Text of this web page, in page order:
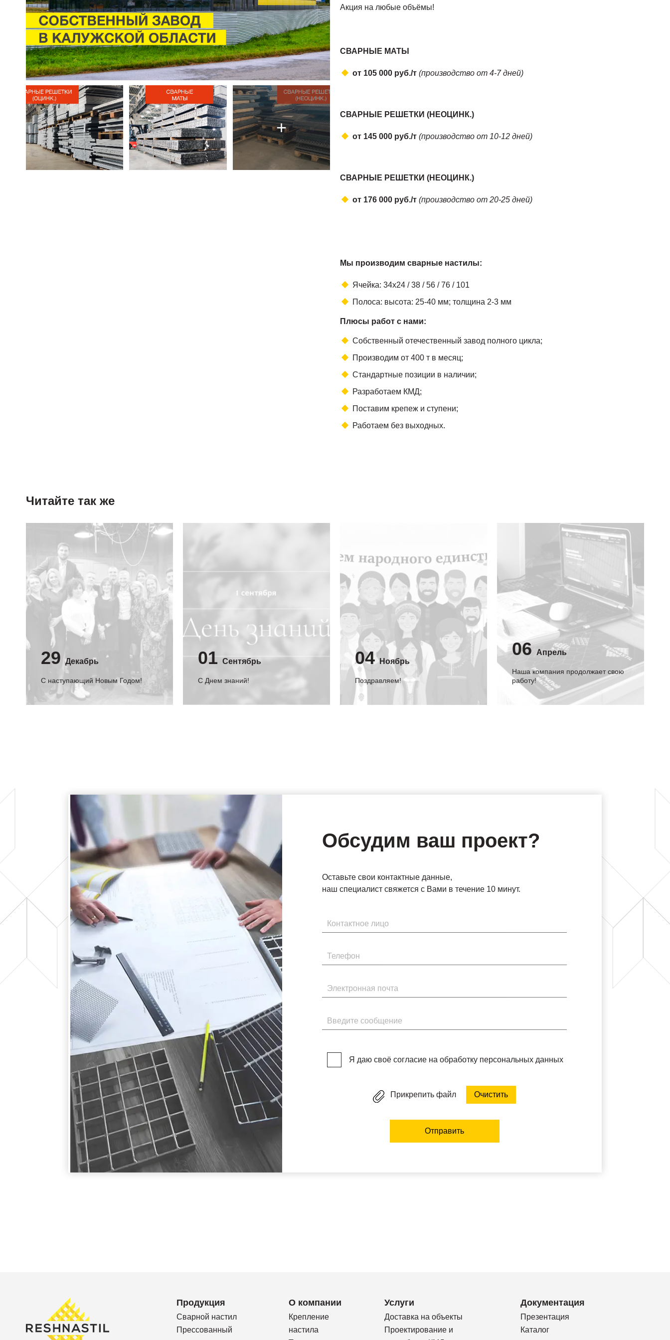
Акция на любые объёмы!
СВАРНЫЕ МАТЫ
от 105 000 руб./т (производство от 4-7 дней)
СВАРНЫЕ РЕШЕТКИ (НЕОЦИНК.)
от 145 000 руб./т (производство от 10-12 дней)
СВАРНЫЕ РЕШЕТКИ (НЕОЦИНК.)
от 176 000 руб./т (производство от 20-25 дней)
Мы производим сварные настилы:
Ячейка: 34х24 / 38 / 56 / 76 / 101
Полоса: высота: 25-40 мм; толщина 2-3 мм
Плюсы работ с нами:
Собственный отечественный завод полного цикла;
Производим от 400 т в месяц;
Стандартные позиции в наличии;
Разработаем КМД;
Поставим крепеж и ступени;
Работаем без выходных.
Читайте так же
29 Декабрь
С наступающий Новым Годом!
01 Сентябрь
C Днем знаний!
04 Ноябрь
Поздравляем!
06 Апрель
Наша компания продолжает свою
работу!
Обсудим ваш проект?
Оставьте свои контактные данные,
наш специалист свяжется с Вами в течение 10 минут.
Имя
Телефон
Электронная почта
Введите сообщение
Я даю своё согласие на обработку персональных данных
Прикрепить файл Очистить
Отправить
Продукция
Сварной настил
Прессованный
О компании
Крепление
настила
Услуги
Доставка на объекты
Проектирование и
Документация
Презентация
Каталог